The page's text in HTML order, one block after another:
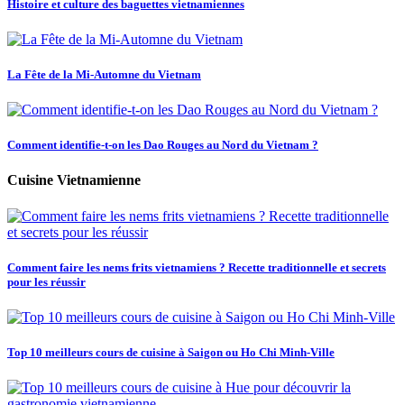
Histoire et culture des baguettes vietnamiennes
La Fête de la Mi-Automne du Vietnam
Comment identifie-t-on les Dao Rouges au Nord du Vietnam ?
Cuisine Vietnamienne
Comment faire les nems frits vietnamiens ? Recette traditionnelle et secrets
pour les réussir
Top 10 meilleurs cours de cuisine à Saigon ou Ho Chi Minh-Ville